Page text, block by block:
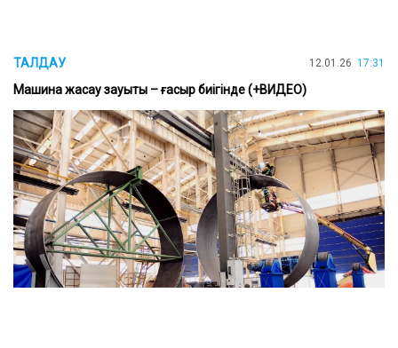
ТАЛДАУ 12.01.26 17:31
Машина жасау зауыты – ғасыр биігінде (+ВИДЕО)